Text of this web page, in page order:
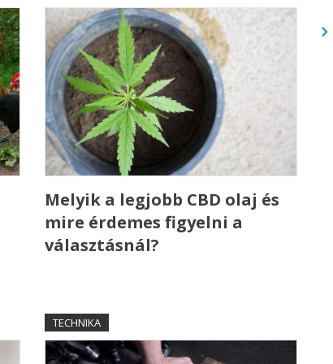
Melyik a legjobb CBD olaj és
mire érdemes figyelni a
választásnál?
TECHNIKA